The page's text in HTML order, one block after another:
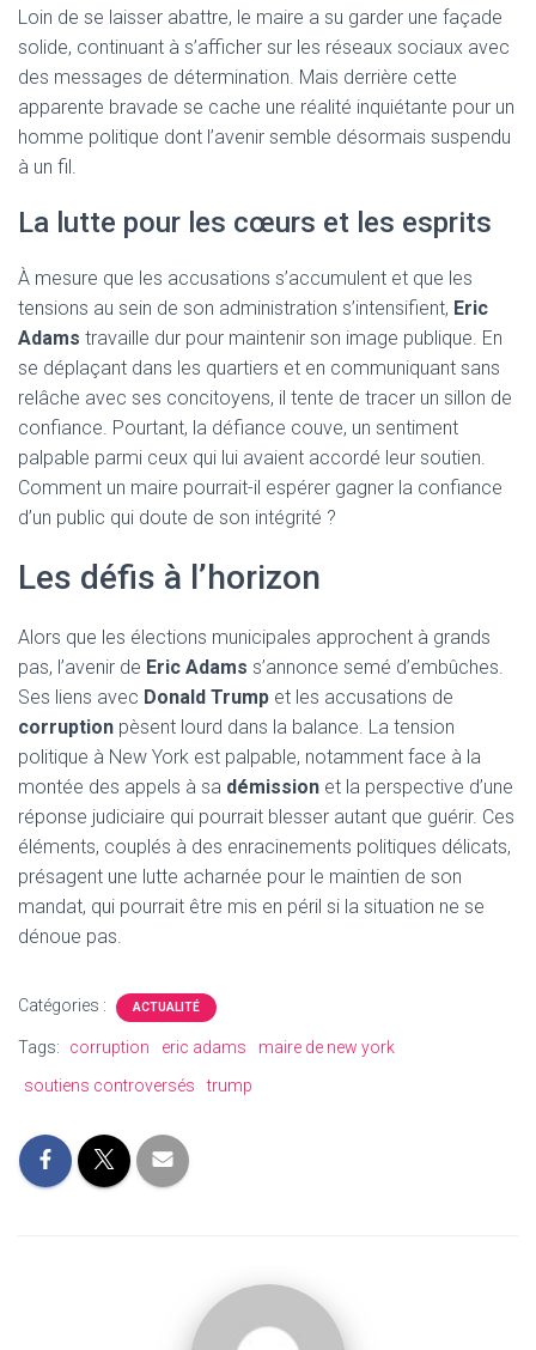
Loin de se laisser abattre, le maire a su garder une façade
solide, continuant à s’afficher sur les réseaux sociaux avec
des messages de détermination. Mais derrière cette
apparente bravade se cache une réalité inquiétante pour un
homme politique dont l’avenir semble désormais suspendu
à un fil.
La lutte pour les cœurs et les esprits
À mesure que les accusations s’accumulent et que les
tensions au sein de son administration s’intensifient, Eric
Adams travaille dur pour maintenir son image publique. En
se déplaçant dans les quartiers et en communiquant sans
relâche avec ses concitoyens, il tente de tracer un sillon de
confiance. Pourtant, la défiance couve, un sentiment
palpable parmi ceux qui lui avaient accordé leur soutien.
Comment un maire pourrait-il espérer gagner la confiance
d’un public qui doute de son intégrité ?
Les défis à l’horizon
Alors que les élections municipales approchent à grands
pas, l’avenir de Eric Adams s’annonce semé d’embûches.
Ses liens avec Donald Trump et les accusations de
corruption pèsent lourd dans la balance. La tension
politique à New York est palpable, notamment face à la
montée des appels à sa démission et la perspective d’une
réponse judiciaire qui pourrait blesser autant que guérir. Ces
éléments, couplés à des enracinements politiques délicats,
présagent une lutte acharnée pour le maintien de son
mandat, qui pourrait être mis en péril si la situation ne se
dénoue pas.
Catégories : ACTUALITÉ
Tags: corruption eric adams
maire de new york
soutiens controversés
trump